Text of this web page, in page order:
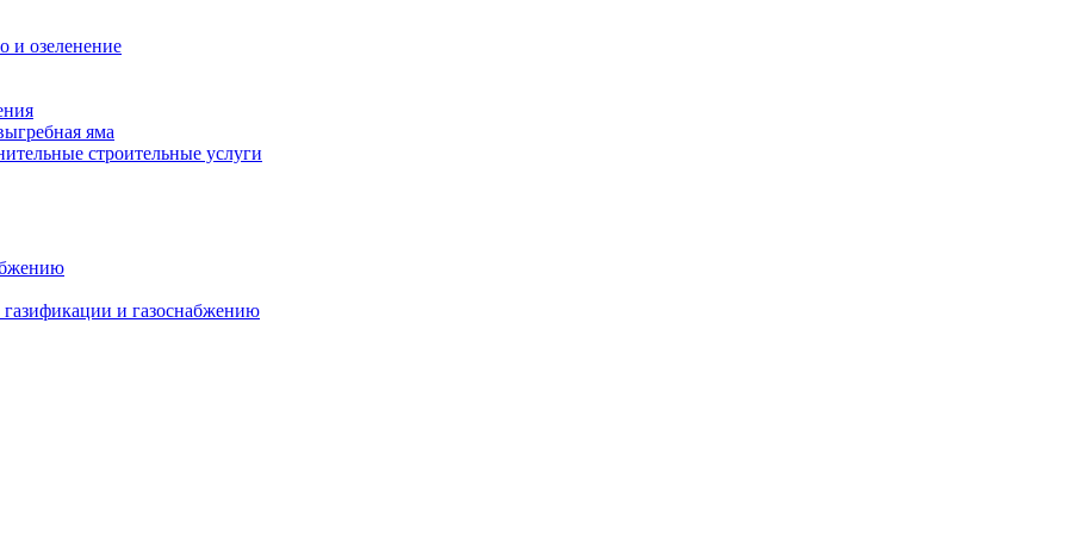
и озеленение
яма
строительные услуги
газификации и газоснабжению